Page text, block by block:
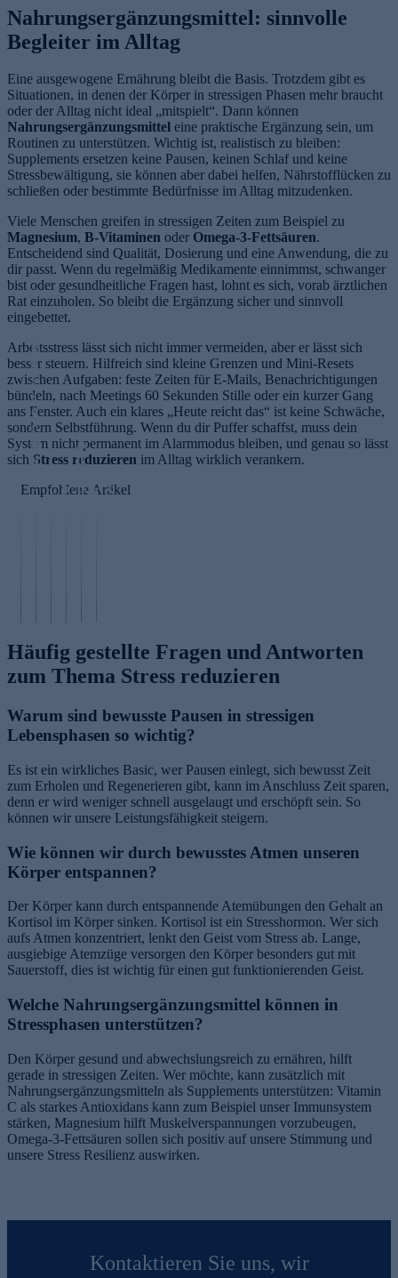
Nahrungsergänzungsmittel: sinnvolle
Begleiter im Alltag
Eine ausgewogene Ernährung bleibt die Basis. Trotzdem gibt es
Situationen, in denen der Körper in stressigen Phasen mehr braucht
oder der Alltag nicht ideal „mitspielt“. Dann können
Nahrungsergänzungsmittel eine praktische Ergänzung sein, um
Routinen zu unterstützen. Wichtig ist, realistisch zu bleiben:
Supplements ersetzen keine Pausen, keinen Schlaf und keine
Stressbewältigung, sie können aber dabei helfen, Nährstofflücken zu
schließen oder bestimmte Bedürfnisse im Alltag mitzudenken.
Viele Menschen greifen in stressigen Zeiten zum Beispiel zu
Magnesium, B-Vitaminen oder Omega-3-Fettsäuren.
Entscheidend sind Qualität, Dosierung und eine Anwendung, die zu
dir passt. Wenn du regelmäßig Medikamente einnimmst, schwanger
bist oder gesundheitliche Fragen hast, lohnt es sich, vorab ärztlichen
Rat einzuholen. So bleibt die Ergänzung sicher und sinnvoll
eingebettet.
Arbeitsstress lässt sich nicht immer vermeiden, aber er lässt sich
besser steuern. Hilfreich sind kleine Grenzen und Mini-Resets
zwischen Aufgaben: feste Zeiten für E-Mails, Benachrichtigungen
bündeln, nach Meetings 60 Sekunden Stille oder ein kurzer Gang
ans Fenster. Auch ein klares „Heute reicht das“ ist keine Schwäche,
sondern Selbstführung. Wenn du dir Puffer schaffst, muss dein
System nicht permanent im Alarmmodus bleiben, und genau so lässt
sich Stress reduzieren im Alltag wirklich verankern.
Empfohlene Artikel
B
s
s
e
r
ei
n
c
T
o P
A
n
P ic S
Häufig gestellte Fragen und Antworten
zum Thema Stress reduzieren
Warum sind bewusste Pausen in stressigen
Lebensphasen so wichtig?
Es ist ein wirkliches Basic, wer Pausen einlegt, sich bewusst Zeit
zum Erholen und Regenerieren gibt, kann im Anschluss Zeit sparen,
denn er wird weniger schnell ausgelaugt und erschöpft sein. So
können wir unsere Leistungsfähigkeit steigern.
Wie können wir durch bewusstes Atmen unseren
Körper entspannen?
Der Körper kann durch entspannende Atemübungen den Gehalt an
Kortisol im Körper sinken. Kortisol ist ein Stresshormon. Wer sich
aufs Atmen konzentriert, lenkt den Geist vom Stress ab. Lange,
ausgiebige Atemzüge versorgen den Körper besonders gut mit
Sauerstoff, dies ist wichtig für einen gut funktionierenden Geist.
Welche Nahrungsergänzungsmittel können in
Stressphasen unterstützen?
Den Körper gesund und abwechslungsreich zu ernähren, hilft
gerade in stressigen Zeiten. Wer möchte, kann zusätzlich mit
Nahrungsergänzungsmitteln als Supplements unterstützen: Vitamin
C als starkes Antioxidans kann zum Beispiel unser Immunsystem
stärken, Magnesium hilft Muskelverspannungen vorzubeugen,
Omega-3-Fettsäuren sollen sich positiv auf unsere Stimmung und
unsere Stress Resilienz auswirken.
Kontaktieren Sie uns, wir